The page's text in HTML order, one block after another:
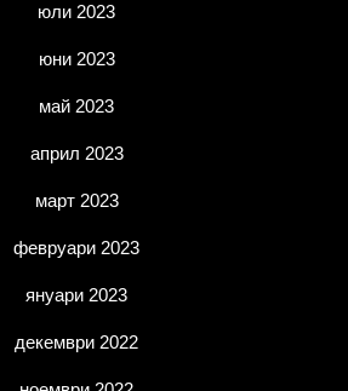
юли 2023
юни 2023
май 2023
април 2023
март 2023
февруари 2023
януари 2023
декември 2022